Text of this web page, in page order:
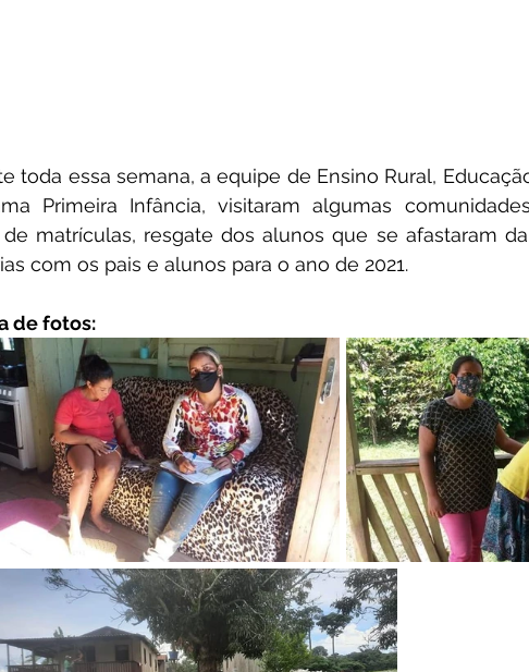
toda essa semana, a equipe de Ensino Rural,
Primeira Infância, visitaram algumas
de matrículas, resgate dos alunos que se afastaram
com os pais e alunos para o ano de 2021.
de fotos: